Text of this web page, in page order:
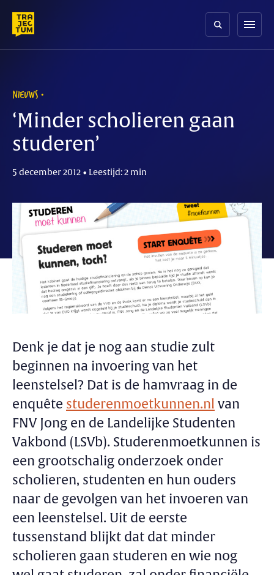
content
menu
NIEUWS
‘Minder scholieren gaan
studeren’
5 december 2012 • Leestijd: 2 min
Denk je dat je nog aan studie zult
beginnen na invoering van het
leenstelsel? Dat is de hamvraag in de
enquête studerenmoetkunnen.nl van
FNV Jong en de Landelijke Studenten
Vakbond (LSVb). Studerenmoetkunnen is
een grootschalig onderzoek onder
scholieren, studenten en hun ouders
naar de gevolgen van het invoeren van
een leenstelsel. Uit de eerste
tussenstand blijkt dat dat minder
scholieren gaan studeren en wie nog